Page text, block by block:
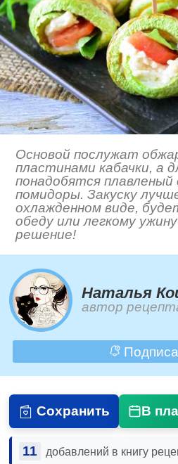
Основой послужат
пластинами кабачки, а
понадобятся плавленый
помидоры. Закуску
охлажденном виде,
обеду или легкому
решение!
Наталья
автор
Сохранить В
11 добавлений в книгу